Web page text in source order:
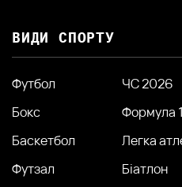
ВИДИ СПОРТУ
Футбол ЧС 2026
Бокс
Формула 1
Баскетбол
Легка
Футзал
Біатлон